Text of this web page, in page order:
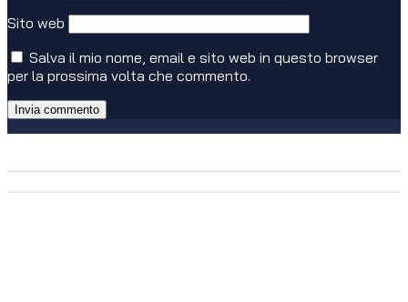
Sito web
Salva il mio nome, email e sito web in questo browser
per la prossima volta che commento.